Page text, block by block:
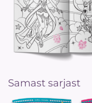
Samast sarjast